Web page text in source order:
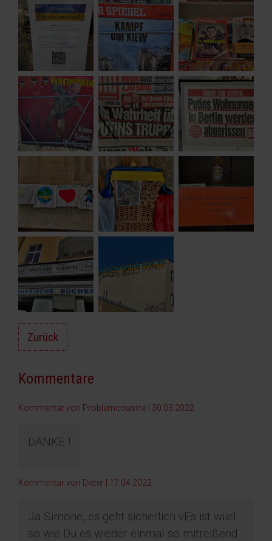
Zurück
Kommentare
Kommentar von Problemcousine | 30.03.2022
DANKE !
Kommentar von Dieter | 17.04.2022
Ja Simone, es geht sicherlich vEs ist wiiel
so wie Du es wieder einmal so mitreißend